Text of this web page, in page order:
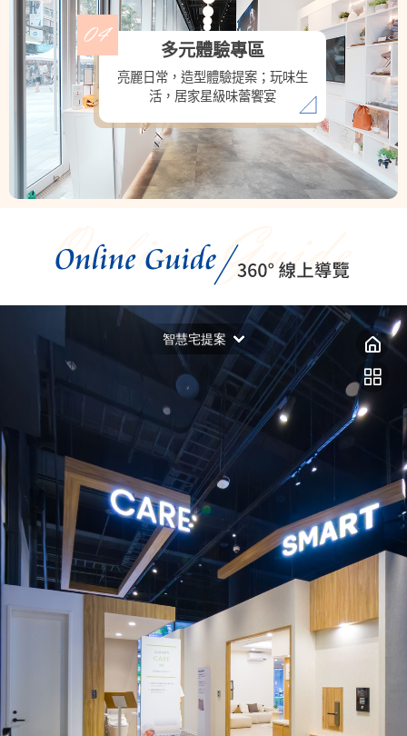
多元體驗專區
亮麗日常，造型體驗提案；玩味生
活，居家星級味蕾饗宴